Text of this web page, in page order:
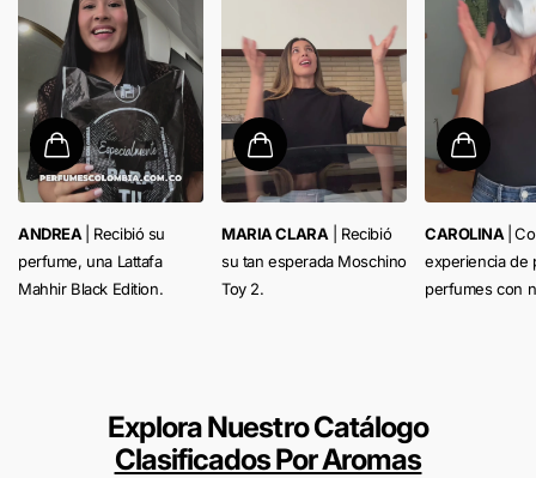
ANDREA
| Recibió su
perfume, una Lattafa
Mahhir Black Edition.
MARIA CLARA | Recibió
su tan esperada Moschino
Toy 2.
CAROLINA
experiencia de
perfumes con
Explora Nuestro Catálogo
Clasificados Por Aromas